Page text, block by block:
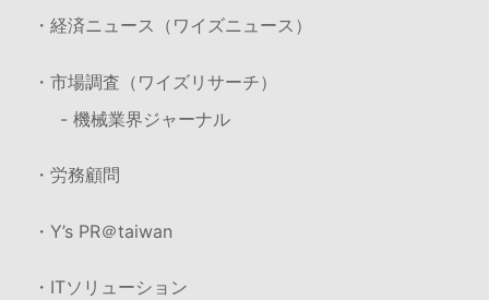
・経済ニュース（ワイズニュース）
・市場調査（ワイズリサーチ）
- 機械業界ジャーナル
・労務顧問
・Y’s PR＠taiwan
・ITソリューション